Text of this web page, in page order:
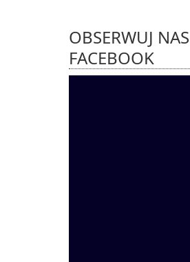
OBSERWUJ
FACEBOOK